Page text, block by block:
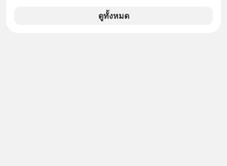
แล้ว คือกลุ่มที่มีโอกาสซื้อซ้ำสูงที่สุด แต่
ดูทั้งหมด